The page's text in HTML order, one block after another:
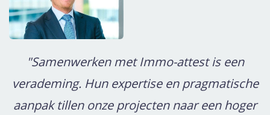
"Samenwerken met Immo-attest is een
verademing. Hun expertise en pragmatische
aanpak tillen onze projecten naar een hoger